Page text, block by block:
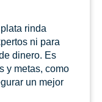
rinda
ni para
dinero. Es
y metas, como
un mejor